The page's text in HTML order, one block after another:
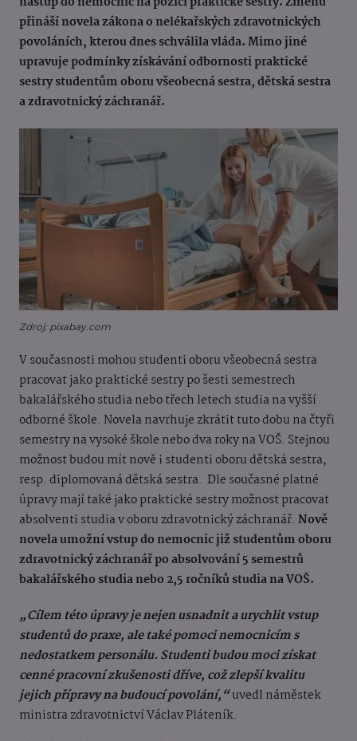
přináší novela zákona o nelékařských zdravotnických
povoláních, kterou dnes schválila vláda. Mimo jiné
upravuje podmínky získávání odbornosti praktické
sestry studentům oboru všeobecná sestra, dětská sestra
a zdravotnický záchranář.
Zdroj: pixabay.com
V současnosti mohou studenti oboru všeobecná sestra
pracovat jako praktické sestry po šesti semestrech
bakalářského studia nebo třech letech studia na vyšší
odborné škole. Novela navrhuje zkrátit tuto dobu na čtyři
semestry na vysoké škole nebo dva roky na VOŠ. Stejnou
možnost budou mít nově i studenti oboru dětská sestra,
resp. diplomovaná dětská sestra. Dle současné platné
úpravy mají také jako praktické sestry možnost pracovat
absolventi studia v oboru zdravotnický záchranář. Nově
novela umožní vstup do nemocnic již studentům oboru
zdravotnický záchranář po absolvování 5 semestrů
bakalářského studia nebo 2,5 ročníků studia na VOŠ.
„Cílem této úpravy je nejen usnadnit a urychlit vstup
studentů do praxe, ale také pomoci nemocnicím s
nedostatkem personálu. Studenti budou moci získat
cenné pracovní zkušenosti dříve, což zlepší kvalitu
jejich přípravy na budoucí povolání,“uvedl náměstek
ministra zdravotnictví Václav Pláteník.